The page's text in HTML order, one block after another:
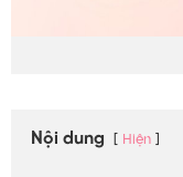
Nội dung Hiện